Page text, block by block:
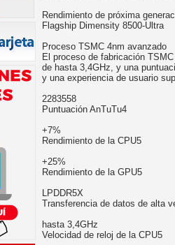
Rendimiento de próxima
Flagship Dimensity 8500-Ultra
Proceso TSMC 4nm avanzado
El proceso de fabricación
de hasta 3,4GHz, y una
y una experiencia de usuario
2283558
Puntuación AnTuTu4
+7%
Rendimiento de la CPU5
+25%
Rendimiento de la GPU5
LPDDR5X
Transferencia de datos de alta
hasta 3,4GHz
Velocidad de reloj de la CPU5